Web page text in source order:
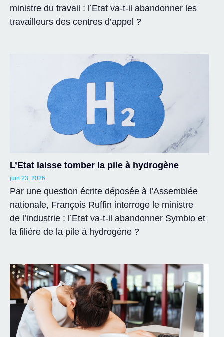
ministre du travail : l’Etat va-t-il abandonner les
travailleurs des centres d’appel ?
L’Etat laisse tomber la pile à hydrogène
juin 23, 2026
Par une question écrite déposée à l’Assemblée
nationale, François Ruffin interroge le ministre
de l’industrie : l’Etat va-t-il abandonner Symbio et
la filière de la pile à hydrogène ?